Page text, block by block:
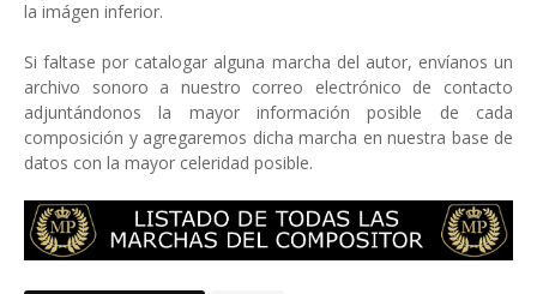
la imágen inferior.
Si faltase por catalogar alguna marcha del autor, envíanos un
archivo sonoro a nuestro correo electrónico de contacto
adjuntándonos la mayor información posible de cada
composición y agregaremos dicha marcha en nuestra base de
datos con la mayor celeridad posible.